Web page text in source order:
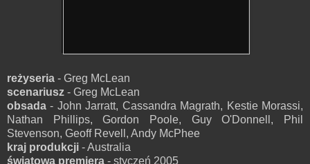
reżyseria - Greg McLean
scenariusz - Greg McLean
obsada - John Jarratt, Cassandra Magrath, Kestie Morassi,
Nathan Phillips, Gordon Poole, Guy O'Donnell, Phil
Stevenson, Geoff Revell, Andy McPhee
kraj produkcji - Australia
światowa premiera - styczeń 2005